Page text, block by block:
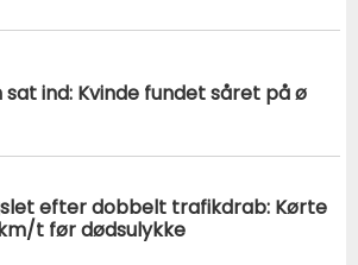
ind: Kvinde fundet såret på ø
efter dobbelt trafikdrab: Kørte
t før dødsulykke